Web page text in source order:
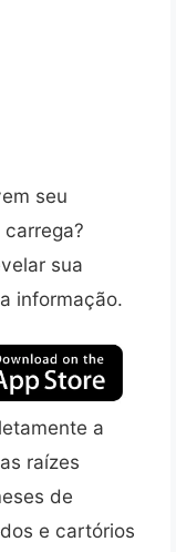
seu
sua
informação.
a
raízes
de
e cartórios